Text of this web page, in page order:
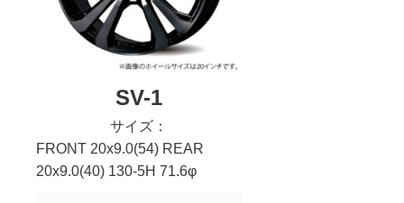
SV-1
サイズ：
FRONT 20x9.0(54) REAR
20x9.0(40) 130-5H 71.6φ